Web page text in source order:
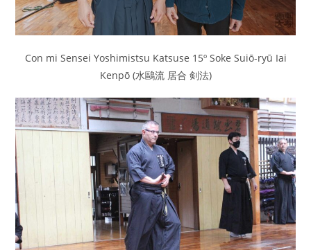
Con mi Sensei Yoshimistsu Katsuse 15º Soke Suiō-ryū Iai
Kenpō (水鷗流 居合 剣法)